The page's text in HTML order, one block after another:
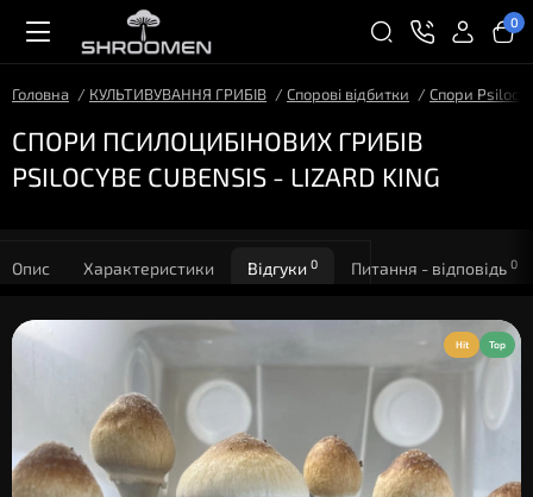
0
Головна КУЛЬТИВУВАННЯ ГРИБІВ Спорові відбитки Спори
СПОРИ ПСИЛОЦИБІНОВИХ ГРИБІВ
PSILOCYBE CUBENSIS - LIZARD KING
Опис Характеристики Відгуки 0 Питання - відповідь 0
Hit Top